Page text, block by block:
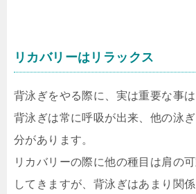
リカバリーはリラックス
背泳ぎをやる際に、実は重要な事は
背泳ぎは常に呼吸が出来、他の泳
分があります。
リカバリーの際に他の種目は肩の
してきますが、背泳ぎはあまり関係